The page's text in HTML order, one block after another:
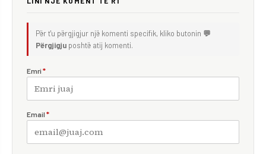
Për t'u përgjigjur një komenti specifik, kliko butonin 💬
Përgjigju poshtë atij komenti.
Emri *
Email *